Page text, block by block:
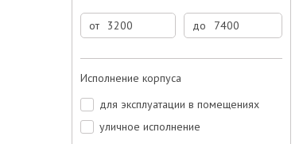
от до
Исполнение корпуса
для эксплуатации в помещениях
уличное исполнение